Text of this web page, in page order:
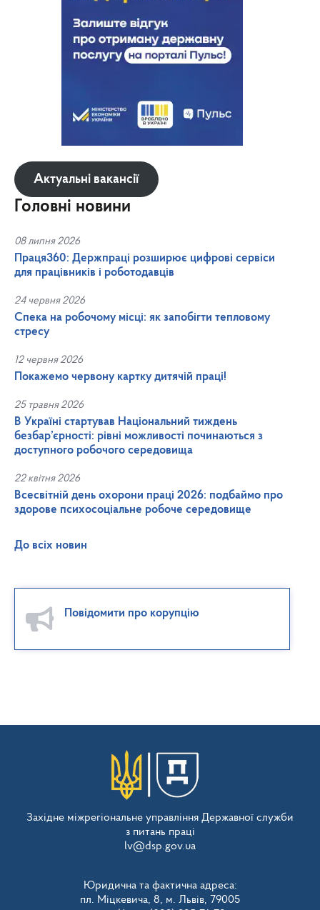
Актуальні вакансії
Головні новини
08 липня 2026
Праця360: Держпраці розширює цифрові сервіси
для працівників і роботодавців
24 червня 2026
Спека на робочому місці: як запобігти тепловому
стресу
12 червня 2026
Покажемо червону картку дитячій праці!
25 травня 2026
В Україні стартував Національний тиждень
безбар’єрності: рівні можливості починаються з
доступного робочого середовища
22 квітня 2026
Всесвітній день охорони праці 2026: подбаймо про
здорове психосоціальне робоче середовище
До всіх новин
Повідомити про корупцію
Західне міжрегіональне управління Державної служби
з питань праці
lv@dsp.gov.ua
Юридична та фактична адреса:
пл. Міцкевича, 8, м. Львів, 79005